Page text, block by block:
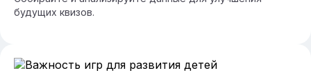
будущих квизов.